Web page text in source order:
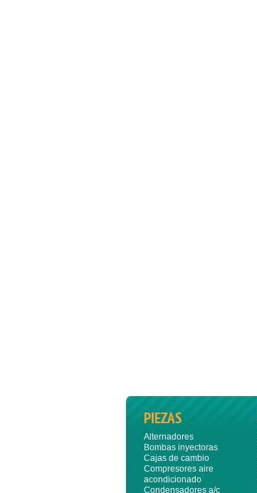
PIEZAS
Alternadores
Bombas inyectoras
Cajas de cambio
Compresores aire
acondicionado
Condensadores a/c